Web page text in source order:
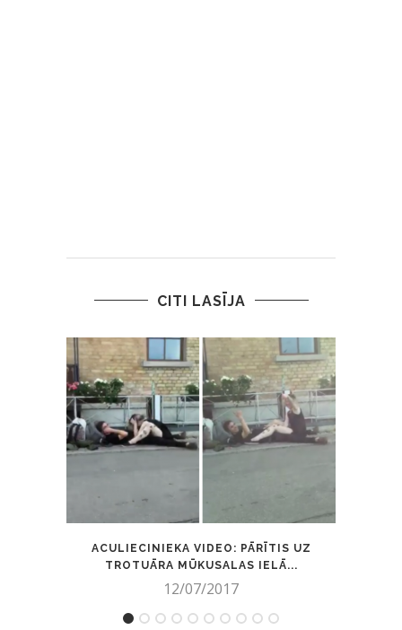
CITI LASĪJA
ACULIECINIEKA VIDEO: PĀRĪTIS UZ
TROTUĀRA MŪKUSALAS IELĀ...
12/07/2017